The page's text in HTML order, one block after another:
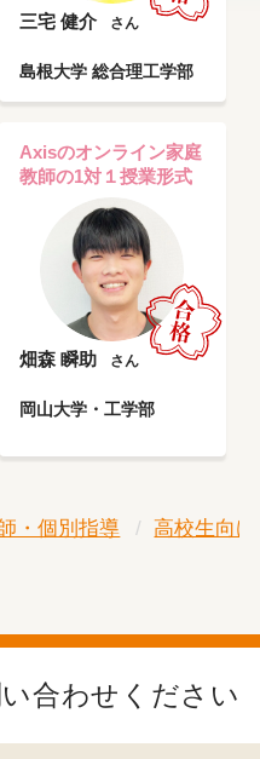
三宅 健介 さん
島根大学 総合理工学部
Axisのオンライン家庭
教師の1対１授業形式
畑森 瞬助 さん
岡山大学・工学部
・個別指導 高校生向け
合わせください